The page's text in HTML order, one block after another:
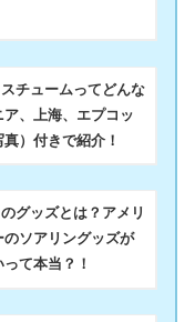
チュームってどんな
、上海、エプコッ
）付きで紹介！
のグッズとは？アメリ
ソアリングッズが
て本当？！